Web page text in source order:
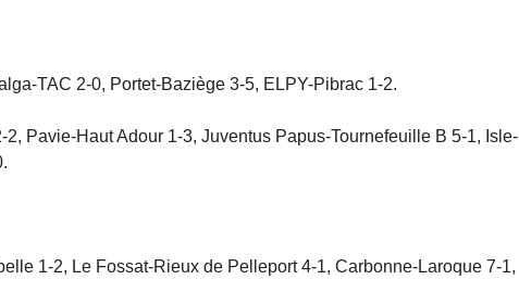
TAC 2-0, Portet-Baziège 3-5, ELPY-Pibrac 1-2.
2, Pavie-Haut Adour 1-3, Juventus Papus-Tournefeuille B 5-1, Isle-
1-2, Le Fossat-Rieux de Pelleport 4-1, Carbonne-Laroque 7-1,